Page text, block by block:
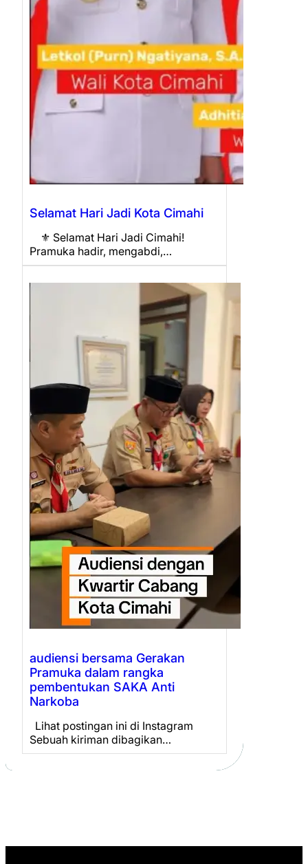
Selamat Hari Jadi Kota Cimahi
⚜️ Selamat Hari Jadi Cimahi!
Pramuka hadir, mengabdi,…
audiensi bersama Gerakan
Pramuka dalam rangka
pembentukan SAKA Anti
Narkoba
Lihat postingan ini di Instagram
Sebuah kiriman dibagikan…